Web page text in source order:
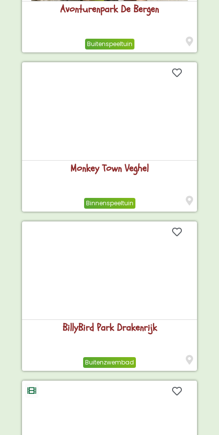
Avonturenpark De Bergen
Buitenspeeltuin
Monkey Town Veghel
Binnenspeeltuin
BillyBird Park Drakenrijk
Buitenzwembad